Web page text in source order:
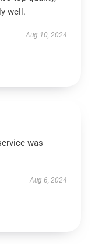
well.
Aug 10, 2024
was
Aug 6, 2024